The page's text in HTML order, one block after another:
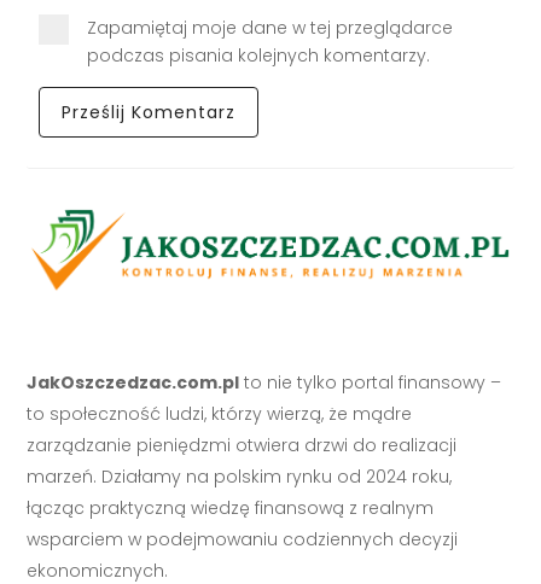
Zapamiętaj moje dane w tej przeglądarce
podczas pisania kolejnych komentarzy.
JakOszczedzac.com.pl to nie tylko portal finansowy –
to społeczność ludzi, którzy wierzą, że mądre
zarządzanie pieniędzmi otwiera drzwi do realizacji
marzeń. Działamy na polskim rynku od 2024 roku,
łącząc praktyczną wiedzę finansową z realnym
wsparciem w podejmowaniu codziennych decyzji
ekonomicznych.